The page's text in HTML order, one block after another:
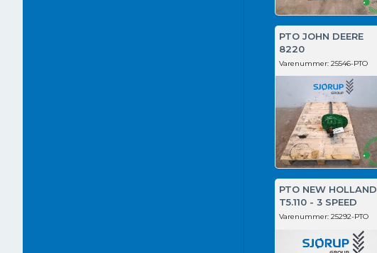
PTO JOHN DEERE
8220
Varenummer: 25546-PTO
PTO NEW HOLLAND
T5.110 - 3 SPEED
Varenummer: 25292-PTO